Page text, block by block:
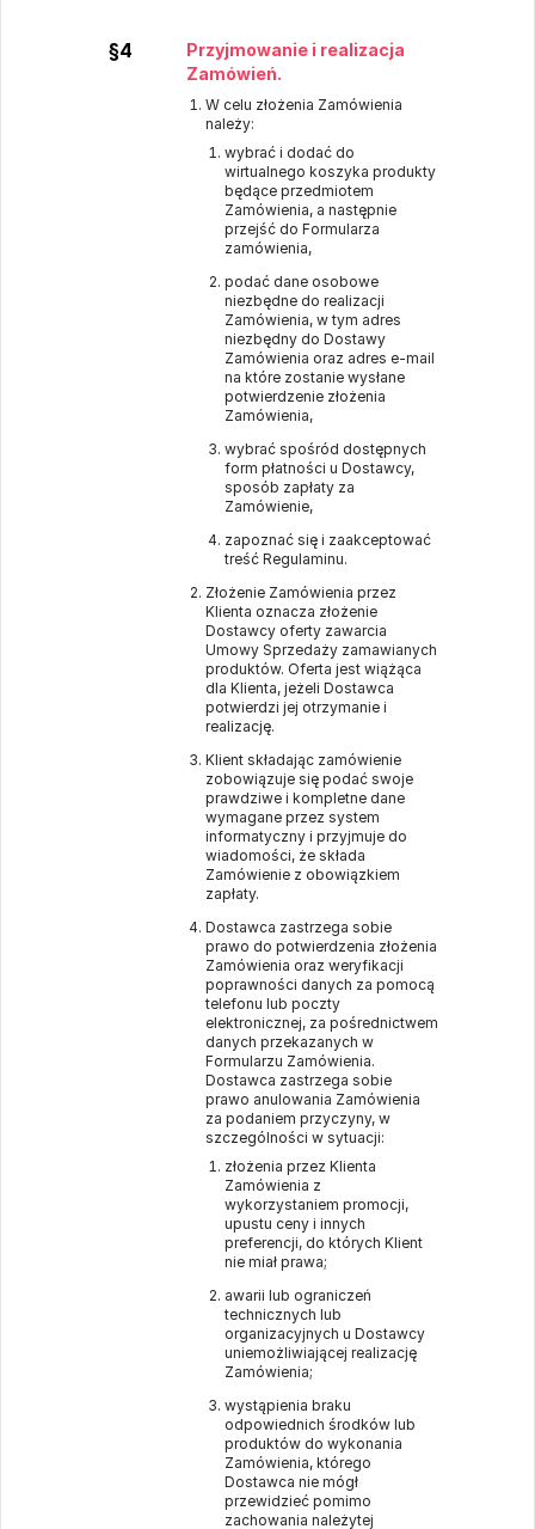
§4
Przyjmowanie i realizacja
Zamówień.
W celu złożenia Zamówienia
należy:
wybrać i dodać do
wirtualnego koszyka produkty
będące przedmiotem
Zamówienia, a następnie
przejść do Formularza
zamówienia,
podać dane osobowe
niezbędne do realizacji
Zamówienia, w tym adres
niezbędny do Dostawy
Zamówienia oraz adres e-mail
na które zostanie wysłane
potwierdzenie złożenia
Zamówienia,
wybrać spośród dostępnych
form płatności u Dostawcy,
sposób zapłaty za
Zamówienie,
zapoznać się i zaakceptować
treść Regulaminu.
Złożenie Zamówienia przez
Klienta oznacza złożenie
Dostawcy oferty zawarcia
Umowy Sprzedaży zamawianych
produktów. Oferta jest wiążąca
dla Klienta, jeżeli Dostawca
potwierdzi jej otrzymanie i
realizację.
Klient składając zamówienie
zobowiązuje się podać swoje
prawdziwe i kompletne dane
wymagane przez system
informatyczny i przyjmuje do
wiadomości, że składa
Zamówienie z obowiązkiem
zapłaty.
Dostawca zastrzega sobie
prawo do potwierdzenia złożenia
Zamówienia oraz weryfikacji
poprawności danych za pomocą
telefonu lub poczty
elektronicznej, za pośrednictwem
danych przekazanych w
Formularzu Zamówienia.
Dostawca zastrzega sobie
prawo anulowania Zamówienia
za podaniem przyczyny, w
szczególności w sytuacji:
złożenia przez Klienta
Zamówienia z
wykorzystaniem promocji,
upustu ceny i innych
preferencji, do których Klient
nie miał prawa;
awarii lub ograniczeń
technicznych lub
organizacyjnych u Dostawcy
uniemożliwiającej realizację
Zamówienia;
wystąpienia braku
odpowiednich środków lub
produktów do wykonania
Zamówienia, którego
Dostawca nie mógł
przewidzieć pomimo
zachowania należytej